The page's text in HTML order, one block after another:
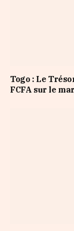
Togo : Le
FCFA sur le